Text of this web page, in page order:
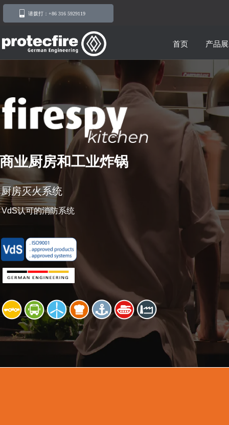
请拨打：+86 316 5929119
产品
首页
商业厨房和工业炸锅
厨房灭火系统
VdS认可的消防系统